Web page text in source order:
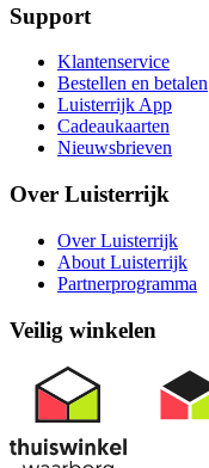
Support
Klantenservice
Bestellen en betalen
Luisterrijk App
Cadeaukaarten
Nieuwsbrieven
Over Luisterrijk
Over Luisterrijk
About Luisterrijk
Partnerprogramma
Veilig winkelen